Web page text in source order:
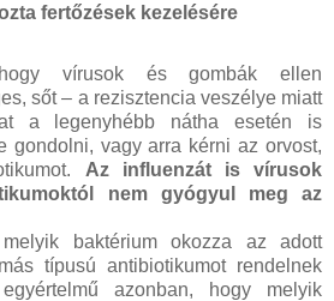
fertőzések kezelésére
vírusok és gombák ellen
sőt – a rezisztencia veszélye miatt
a legenyhébb nátha esetén is
gondolni, vagy arra kérni az orvost,
Az influenzát is vírusok
nem gyógyul meg az
baktérium okozza az adott
típusú antibiotikumot rendelnek
azonban, hogy melyik